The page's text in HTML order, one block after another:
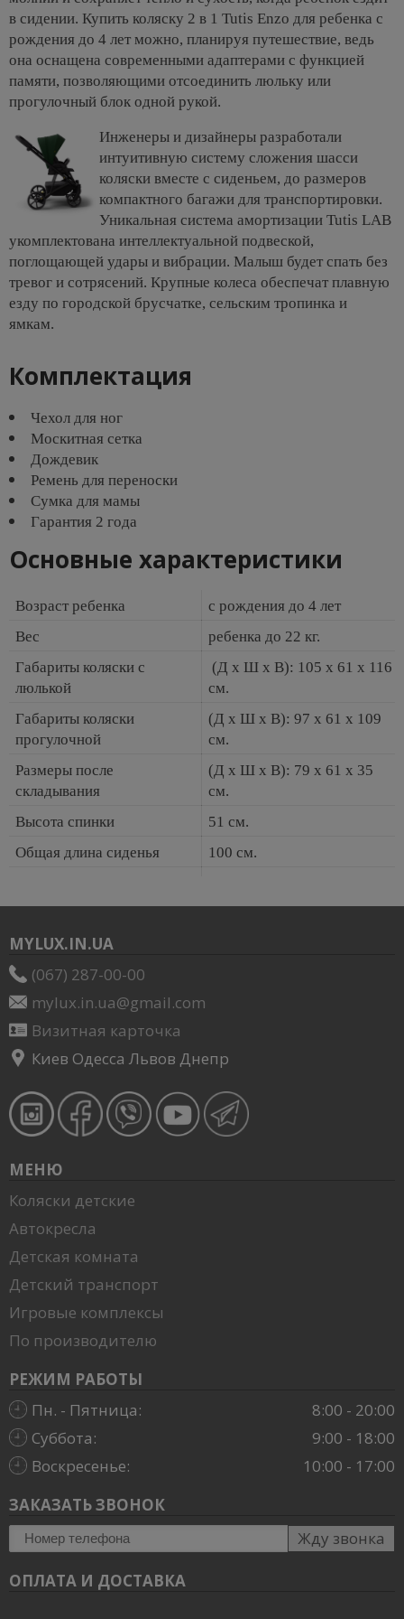
в сидении. Купить коляску 2 в 1 Tutis Enzo для ребенка с
рождения до 4 лет можно, планируя путешествие, ведь
она оснащена современными адаптерами с функцией
памяти, позволяющими отсоединить люльку или
прогулочный блок одной рукой.
Инженеры и дизайнеры разработали
интуитивную систему сложения шасси
коляски вместе с сиденьем, до размеров
компактного багажи для транспортировки.
Уникальная система амортизации Tutis LAB
укомплектована интеллектуальной подвеской,
поглощающей удары и вибрации. Малыш будет спать без
тревог и сотрясений. Крупные колеса обеспечат плавную
езду по городской брусчатке, сельским тропинка и
ямкам.
Комплектация
Чехол для ног
Москитная сетка
Дождевик
Ремень для переноски
Сумка для мамы
Гарантия 2 года
Основные характеристики
Возраст ребенка
с рождения до 4 лет
Вес
ребенка до 22 кг.
Габариты коляски с
люлькой
(Д x Ш x В): 105 x 61 x 116
см.
Габариты коляски
прогулочной
(Д x Ш x В): 97 x 61 x 109
см.
Размеры после
складывания
(Д x Ш x В): 79 x 61 x 35
см.
Высота спинки
51 см.
Общая длина сиденья
100 см.
MYLUX.IN.UA
(067) 287-00-00
mylux.in.ua@gmail.com
Визитная карточка
Киев Одесса Львов Днепр
МЕНЮ
Коляски детские
Автокресла
Детская комната
Детский транспорт
Игровые комплексы
По производителю
РЕЖИМ РАБОТЫ
Пн. - Пятница:
8:00 - 20:00
Суббота:
9:00 - 18:00
Воскресенье:
10:00 - 17:00
ЗАКАЗАТЬ ЗВОНОК
Жду звонка
ОПЛАТА И ДОСТАВКА